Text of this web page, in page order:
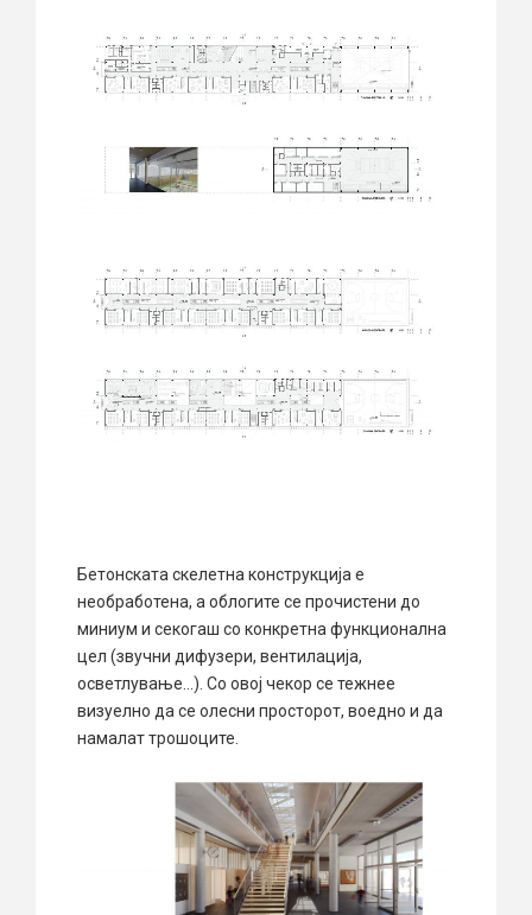
Бетонската скелетна конструкција е
необработена, а облогите се прочистени до
миниум и секогаш со конкретна функционална
цел (звучни дифузери, вентилација,
осветлување…). Со овој чекор се тежнее
визуелно да се олесни просторот, воедно и да
намалат трошоците.